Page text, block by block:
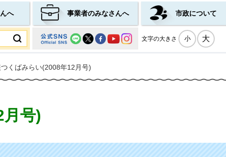
へ 事業者のみなさんへ 市政について
文字の大きさ 小 大
つくばみらい(2008年12月号)
号)